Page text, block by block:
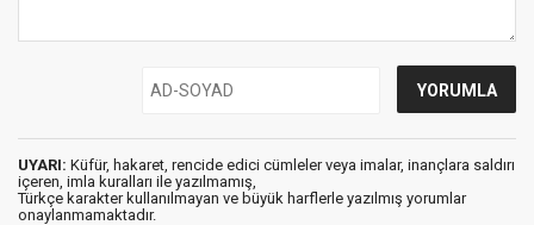
UYARI: Küfür, hakaret, rencide edici cümleler veya imalar, inançlara saldırı
içeren, imla kuralları ile yazılmamış,
Türkçe karakter kullanılmayan ve büyük harflerle yazılmış yorumlar
onaylanmamaktadır.